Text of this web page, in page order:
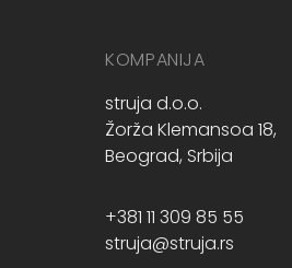
KOMPANIJA
struja d.o.o.
Žorža Klemansoa 18,
Beograd, Srbija
+381 11 309 85 55
struja@struja.rs